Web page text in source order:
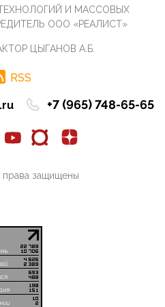
завозом в Россию
в общем-то понимают,
известны подробности
"Орланами",которые
Противник вновь
украинском ТВД.
страны
Украиной, где людей
И МАССОВЫХ
ООО «РЕАЛИСТ»
ЦЫГАНОВ А.Б.
RSS
+7 (965) 748-65-65
защищены